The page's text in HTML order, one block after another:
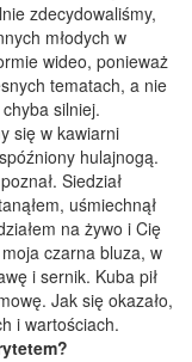
zdecydowaliśmy,
młodych w
wideo, ponieważ
tematach, a nie
silniej.
się w kawiarni
hulajnogą.
Siedział
uśmiechnął
na żywo i Cię
czarna bluza, w
i sernik. Kuba pił
Jak się okazało,
i wartościach.